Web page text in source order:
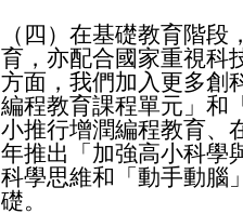
（四）在基礎教育階
育，亦配合國家重視科
方面，我們加入更多創
編程教育課程單元」和
小推行增潤編程教育、
年推出「加強高小科學
科學思維和「動手動腦
礎。